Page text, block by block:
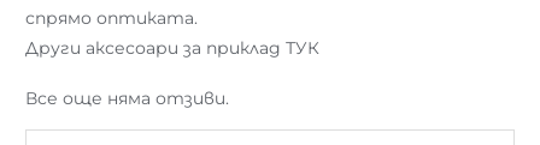
спрямо оптиката.
Други аксесоари за приклад ТУК
Все още няма отзиви.